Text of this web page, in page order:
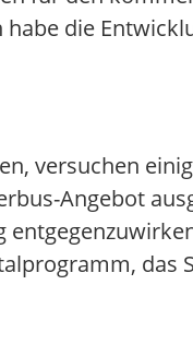
die
versuchen
Angebot
das